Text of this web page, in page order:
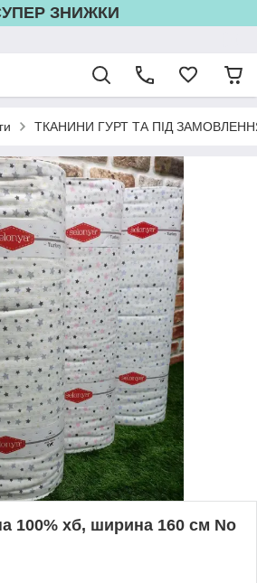
ЗНИЖКИ
ТКАНИНИ ГУРТ ТА ПІД
100% хб, ширина 160 см No